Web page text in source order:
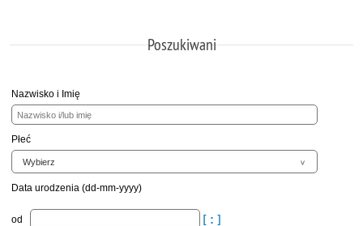
Poszukiwani
Nazwisko i Imię
Płeć
Data urodzenia (dd-mm-yyyy)
od